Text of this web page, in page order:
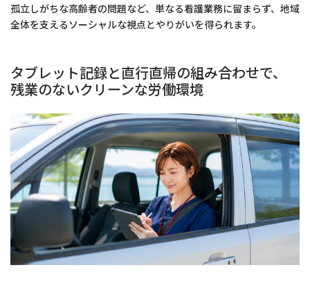
孤立しがちな高齢者の問題など、単なる看護業務に留まらず、地域
全体を支えるソーシャルな視点とやりがいを得られます。
タブレット記録と直行直帰の組み合わせで、
残業のないクリーンな労働環境